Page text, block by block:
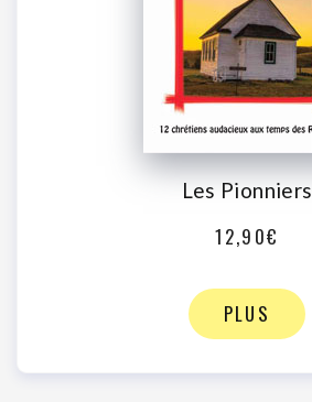
Les Pionniers
12,90€
PLUS